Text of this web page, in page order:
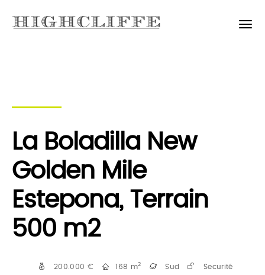
La Boladilla New
Golden Mile
Estepona, Terrain
500 m2
200.000 € 168 m2 Sud Securité